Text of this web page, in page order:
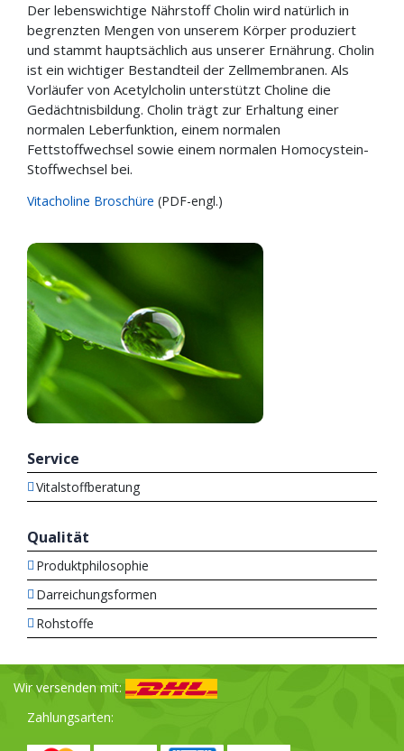
Der lebenswichtige Nährstoff Cholin wird natürlich in
begrenzten Mengen von unserem Körper produziert
und stammt hauptsächlich aus unserer Ernährung. Cholin
ist ein wichtiger Bestandteil der Zellmembranen. Als
Vorläufer von Acetylcholin unterstützt Choline die
Gedächtnisbildung. Cholin trägt zur Erhaltung einer
normalen Leberfunktion, einem normalen
Fettstoffwechsel sowie einem normalen Homocystein-
Stoffwechsel bei.
Vitacholine Broschüre (PDF-engl.)
Service
Vitalstoffberatung
Qualität
Produktphilosophie
Darreichungsformen
Rohstoffe
Wir versenden mit:
Zahlungsarten: